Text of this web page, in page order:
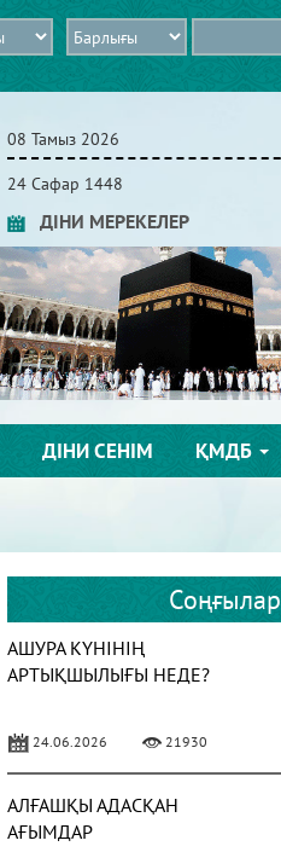
08 Тамыз 2026
24 Сафар 1448
ДІНИ МЕРЕКЕЛЕР
ДІНИ СЕНІМ ҚМДБ
Соңғылар
АШУРА КҮНІНІҢ
АРТЫҚШЫЛЫҒЫ НЕДЕ?
24.06.2026 21930
АЛҒАШҚЫ АДАСҚАН
АҒЫМДАР